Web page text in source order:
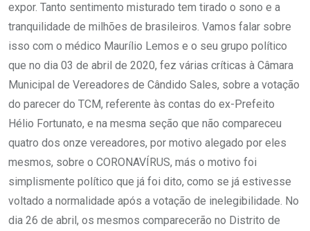
expor. Tanto sentimento misturado tem tirado o sono e a
tranquilidade de milhões de brasileiros. Vamos falar sobre
isso com o médico Maurílio Lemos e o seu grupo político
que no dia 03 de abril de 2020, fez várias críticas à Câmara
Municipal de Vereadores de Cândido Sales, sobre a votação
do parecer do TCM, referente às contas do ex-Prefeito
Hélio Fortunato, e na mesma seção que não compareceu
quatro dos onze vereadores, por motivo alegado por eles
mesmos, sobre o CORONAVÍRUS, más o motivo foi
simplismente político que já foi dito, como se já estivesse
voltado a normalidade após a votação de inelegibilidade. No
dia 26 de abril, os mesmos comparecerão no Distrito de